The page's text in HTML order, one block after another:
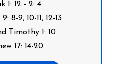
1: 12 - 2: 4
8-9, 10-11, 12-13
Timothy 1: 10
17: 14-20